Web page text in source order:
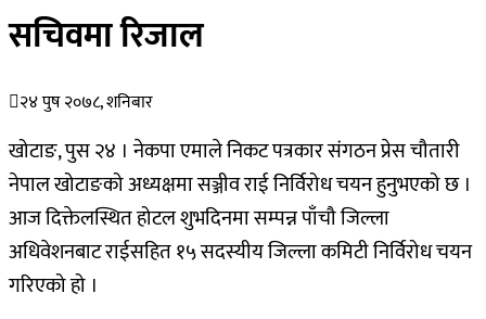
सचिवमा रिजाल
२४ पुष २०७८, शनिबार
खोटाङ, पुस २४ । नेकपा एमाले निकट पत्रकार संगठन प्रेस चौतारी
नेपाल खोटाङको अध्यक्षमा सञ्जीव राई निर्विरोध चयन हुनुभएको छ ।
आज दिक्तेलस्थित होटल शुभदिनमा सम्पन्न पाँचौ जिल्ला
अधिवेशनबाट राईसहित १५ सदस्यीय जिल्ला कमिटी निर्विरोध चयन
गरिएको हो ।